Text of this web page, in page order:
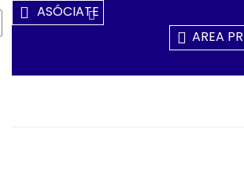
Ir
Al
ASÓCIATE
AREA